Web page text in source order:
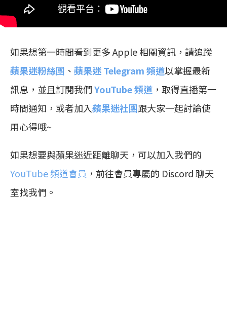
如果想第一時間看到更多 Apple 相關資訊，請追蹤
蘋果迷粉絲團 、 蘋果迷 Telegram 頻道以掌握最新
訊息，並且訂閱我們YouTube 頻道 ，取得直播第一
時間通知，或者加入蘋果迷社團跟大家一起討論使
用心得哦~
如果想要與蘋果迷近距離聊天，可以加入我們的
YouTube 頻道會員 ，前往會員專屬的 Discord 聊天
室找我們。